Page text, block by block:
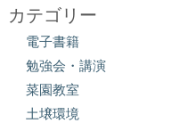
カテゴリー
電子書籍
勉強会・講演
菜園教室
土壌環境